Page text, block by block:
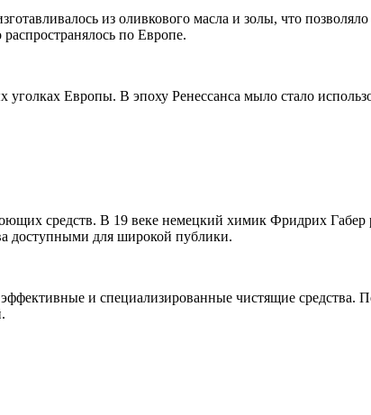
из оливкового масла и золы, что
по Европе.
Европы. В эпоху Ренессанса мыло стало
средств. В 19 веке немецкий химик Фридрих Габер
доступными для широкой публики.
и специализированные чистящие